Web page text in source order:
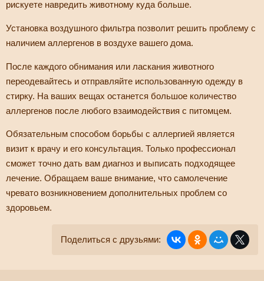
рискуете навредить животному куда больше.
Установка воздушного фильтра позволит решить проблему с
наличием аллергенов в воздухе вашего дома.
После каждого обнимания или ласкания животного
переодевайтесь и отправляйте использованную одежду в
стирку. На ваших вещах останется большое количество
аллергенов после любого взаимодействия с питомцем.
Обязательным способом борьбы с аллергией является
визит к врачу и его консультация. Только профессионал
сможет точно дать вам диагноз и выписать подходящее
лечение. Обращаем ваше внимание, что самолечение
чревато возникновением дополнительных проблем со
здоровьем.
Поделиться с друзьями: